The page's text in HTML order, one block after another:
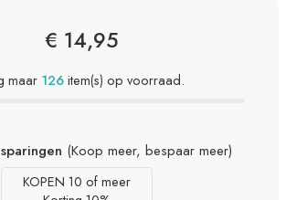
€ 14,95
maar 126item(s) op voorraad.
(Koop meer, bespaar meer)
KOPEN 10 of meer